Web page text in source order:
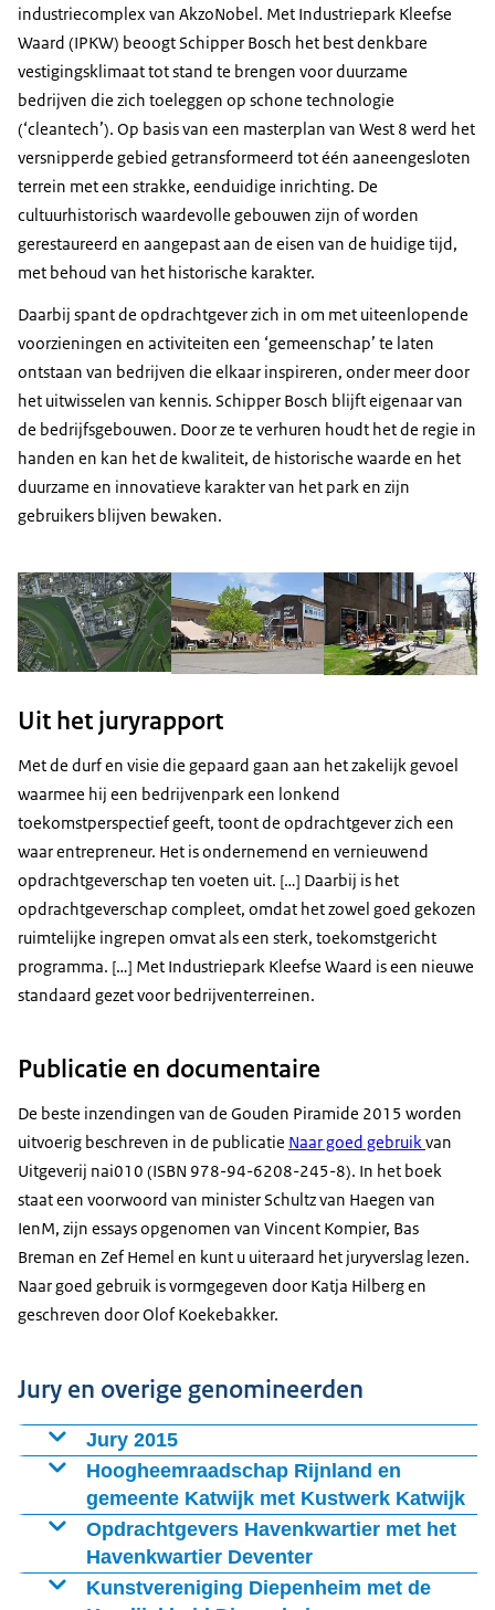
industriecomplex van AkzoNobel. Met Industriepark Kleefse
Waard (IPKW) beoogt Schipper Bosch het best denkbare
vestigingsklimaat tot stand te brengen voor duurzame
bedrijven die zich toeleggen op schone technologie
(‘cleantech’). Op basis van een masterplan van West 8 werd het
versnipperde gebied getransformeerd tot één aaneengesloten
terrein met een strakke, eenduidige inrichting. De
cultuurhistorisch waardevolle gebouwen zijn of worden
gerestaureerd en aangepast aan de eisen van de huidige tijd,
met behoud van het historische karakter.
Daarbij spant de opdrachtgever zich in om met uiteenlopende
voorzieningen en activiteiten een ‘gemeenschap’ te laten
ontstaan van bedrijven die elkaar inspireren, onder meer door
het uitwisselen van kennis. Schipper Bosch blijft eigenaar van
de bedrijfsgebouwen. Door ze te verhuren houdt het de regie in
handen en kan het de kwaliteit, de historische waarde en het
duurzame en innovatieve karakter van het park en zijn
gebruikers blijven bewaken.
Uit het juryrapport
Met de durf en visie die gepaard gaan aan het zakelijk gevoel
waarmee hij een bedrijvenpark een lonkend
toekomstperspectief geeft, toont de opdrachtgever zich een
waar entrepreneur. Het is ondernemend en vernieuwend
opdrachtgeverschap ten voeten uit. […] Daarbij is het
opdrachtgeverschap compleet, omdat het zowel goed gekozen
ruimtelijke ingrepen omvat als een sterk, toekomstgericht
programma. […] Met Industriepark Kleefse Waard is een nieuwe
standaard gezet voor bedrijventerreinen.
Publicatie en documentaire
De beste inzendingen van de Gouden Piramide 2015 worden
uitvoerig beschreven in de publicatie Naar goed gebruikvan
Uitgeverij nai010 (ISBN 978-94-6208-245-8). In het boek
staat een voorwoord van minister Schultz van Haegen van
IenM, zijn essays opgenomen van Vincent Kompier, Bas
Breman en Zef Hemel en kunt u uiteraard het juryverslag lezen.
Naar goed gebruik is vormgegeven door Katja Hilberg en
geschreven door Olof Koekebakker.
Jury en overige genomineerden
Jury 2015
Vergroot afbeelding Jury 2015
Hoogheemraadschap Rijnland en
gemeente Katwijk met Kustwerk Katwijk
Vergroot afbeelding Hans van Dalfsen (gemeente Katwijk),
Opdrachtgevers Havenkwartier met het
Havenkwartier Deventer
Vergroot afbeelding De verschillende opdrachtgevers van
Kunstvereniging Diepenheim met de